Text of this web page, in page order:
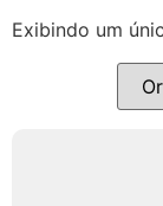
Exibindo um